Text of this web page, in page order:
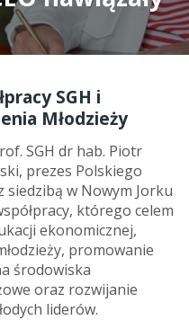
SGH i
Młodzieży
SGH dr hab. Piotr
prezes Polskiego
siedzibą w Nowym Jorku
którego celem
ekonomicznej,
promowanie
środowiska
oraz rozwijanie
liderów.